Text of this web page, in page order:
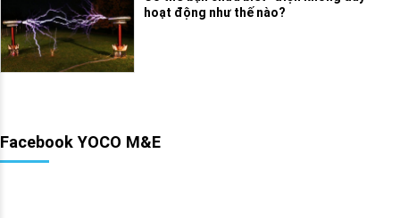
hoạt động như thế nào?
Facebook YOCO M&E